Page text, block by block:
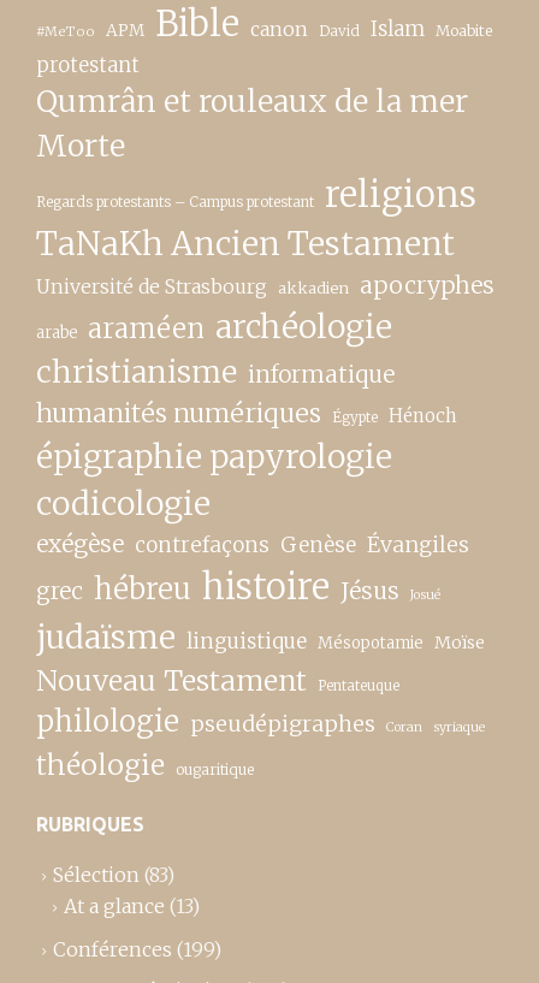
#MeToo APM Bible canon David Islam Moabite
protestant
Qumrân et rouleaux de la mer
Morte
Regards protestants – Campus protestant religions
TaNaKh Ancien Testament
Université de Strasbourg akkadien apocryphes
arabe araméen archéologie
christianisme informatique
humanités numériques Égypte Hénoch
épigraphie papyrologie
codicologie
exégèse contrefaçons Genèse Évangiles
grec hébreu histoire Jésus Josué
judaïsme linguistique Mésopotamie Moïse
Nouveau Testament Pentateuque
philologie pseudépigraphes Coran syriaque
théologie ougaritique
RUBRIQUES
Sélection (83)
At a glance (13)
Conférences (199)